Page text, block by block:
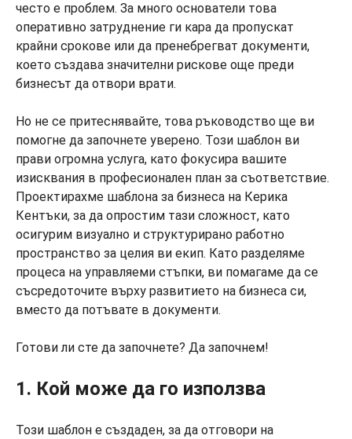
често е проблем. За много основатели това
оперативно затруднение ги кара да пропускат
крайни срокове или да пренебрегват документи,
което създава значителни рискове още преди
бизнесът да отвори врати.
Но не се притеснявайте, това ръководство ще ви
помогне да започнете уверено. Този шаблон ви
прави огромна услуга, като фокусира вашите
изисквания в професионален план за съответствие.
Проектирахме шаблона за бизнеса на Керика
Кентъки, за да опростим тази сложност, като
осигурим визуално и структурирано работно
пространство за целия ви екип. Като разделяме
процеса на управляеми стъпки, ви помагаме да се
съсредоточите върху развитието на бизнеса си,
вместо да потъвате в документи.
Готови ли сте да започнете? Да започнем!
1. Кой може да го използва
Този шаблон е създаден, за да отговори на